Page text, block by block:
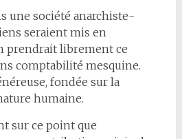
une société anarchiste-
seraient mis en
prendrait librement ce
comptabilité mesquine.
fondée sur la
humaine.
sur ce point que